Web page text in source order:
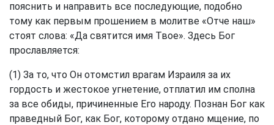
пояснить и направить все последующие, подобно
тому как первым прошением в молитве «Отче наш»
стоят слова: «Да святится имя Твое». Здесь Бог
прославляется:
(1) За то, что Он отомстил врагам Израиля за их
гордость и жестокое угнетение, отплатил им сполна
за все обиды, причиненные Его народу. Познан Бог как
праведный Бог, как Бог, которому отдано мщение, по